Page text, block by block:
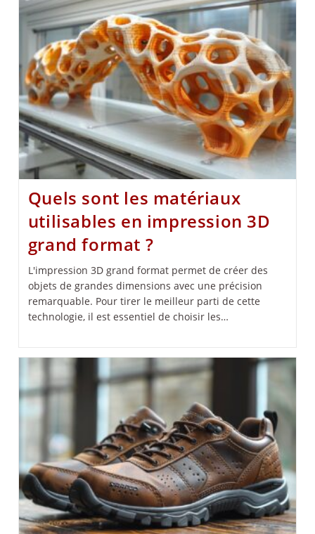
Quels sont les matériaux
utilisables en impression 3D
grand format ?
L'impression 3D grand format permet de créer des
objets de grandes dimensions avec une précision
remarquable. Pour tirer le meilleur parti de cette
technologie, il est essentiel de choisir les…